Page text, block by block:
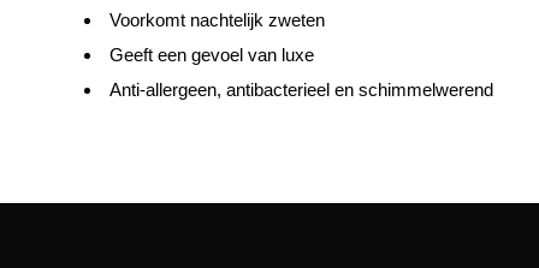
Voorkomt nachtelijk zweten
Geeft een gevoel van luxe
Anti-allergeen, antibacterieel en schimmelwerend